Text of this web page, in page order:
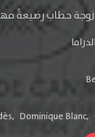
حطاب رضيعةً
الدراما
, Dominique Blanc,